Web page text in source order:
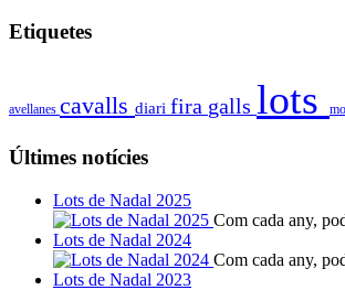
Etiquetes
avellanes cavalls diari fira galls lots
Últimes notícies
Lots de Nadal 2025
Com cada any,
Lots de Nadal 2024
Com cada any,
Lots de Nadal 2023